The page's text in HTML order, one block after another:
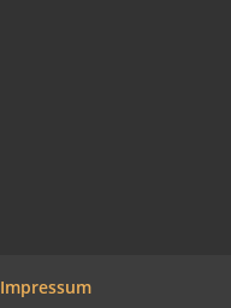
Impressum